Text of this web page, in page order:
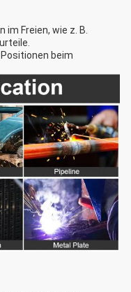
Freien, wie z. B.
Positionen beim